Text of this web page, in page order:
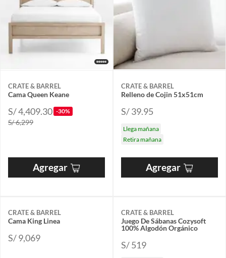
CRATE & BARREL
Cama Queen Keane
S/ 4,409.30 -30%
S/ 6,299
Agregar
CRATE & BARREL
Relleno de Cojin 51x51cm
S/ 39.95
Llega mañana
Retira mañana
Agregar
CRATE & BARREL
Cama King Linea
S/ 9,069
CRATE & BARREL
Juego De Sábanas Cozysoft
100% Algodón Orgánico
S/ 519